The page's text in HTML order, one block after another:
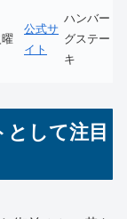
曜
公式サ
イト
ハンバー
グステー
キ
して注目